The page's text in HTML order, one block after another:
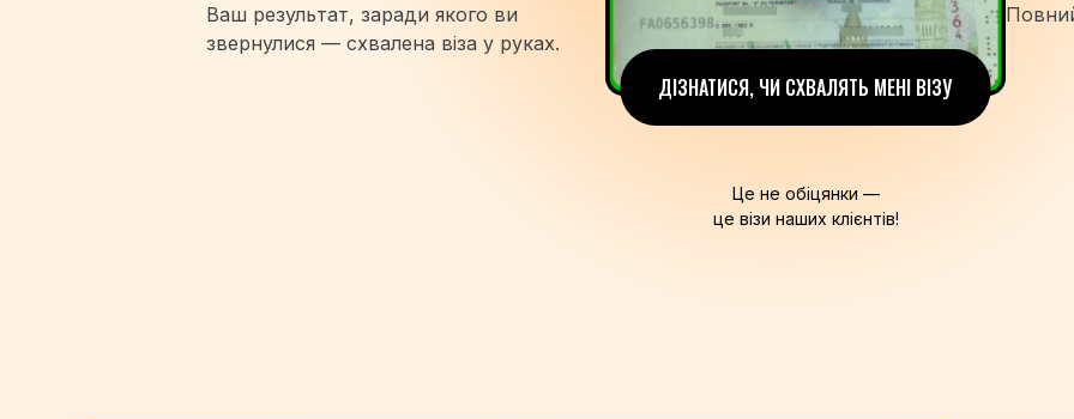
Ваш результат, заради якого ви
звернулися — схвалена віза у руках.
ДІЗНАТИСЯ, ЧИ СХВАЛЯТЬ МЕНІ ВІЗУ
Це не обіцянки —
це візи наших клієнтів!